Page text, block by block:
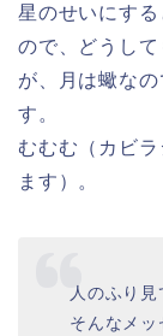
星のせいにす
ので、どうし
が、月は蠍な
す。
むむむ（カビ
ます）。
人のふり見
そんなメッ